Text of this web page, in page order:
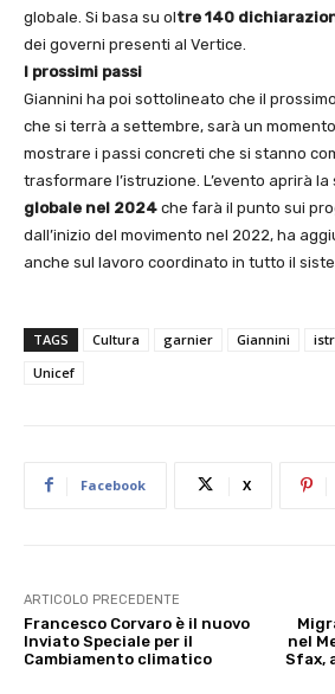
globale. Si basa su oltre 140
dei governi presenti al Vertice.
I prossimi passi
Giannini ha poi sottolineato che il prossimo
che si terrà a settembre, sarà un
mostrare i passi concreti che si stanno
trasformare l’istruzione. L’evento aprirà la
globale nel 2024 che farà il punto sui
dall’inizio del movimento nel 2022, ha
anche sul lavoro coordinato in tutto il
TAGS Cultura garnier Giannini
Unicef
Facebook X
ARTICOLO PRECEDENTE
Francesco Corvaro è il nuovo
Inviato Speciale per il
Cambiamento climatico
nel
Sfax,